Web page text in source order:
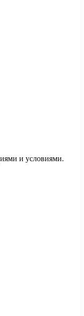
и условиями.